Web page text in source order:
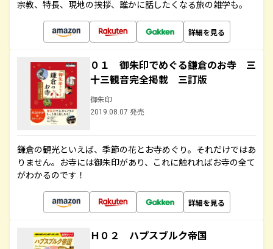
宗教、特長、現地の挨拶、誰かに話したくなる旅の雑学も。
詳細を見る
０１ 御朱印でめぐる鎌倉のお寺 三
十三観音完全掲載 三訂版
御朱印
2019.08.07 発売
鎌倉の観光といえば、季節の花とお寺めぐり。それだけではあ
りません。お寺には御朱印があり、これに触れればお寺の全て
がわかるのです！
詳細を見る
Ｈ０２ ハプスブルク帝国